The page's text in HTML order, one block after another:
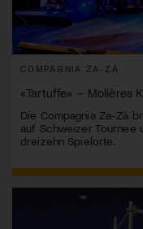
COMPAGNIA ZA-ZÀ
«Tartuffe» – Molières
Die Compagnia Za-Zà
auf Schweizer Tournee
dreizehn Spielorte.